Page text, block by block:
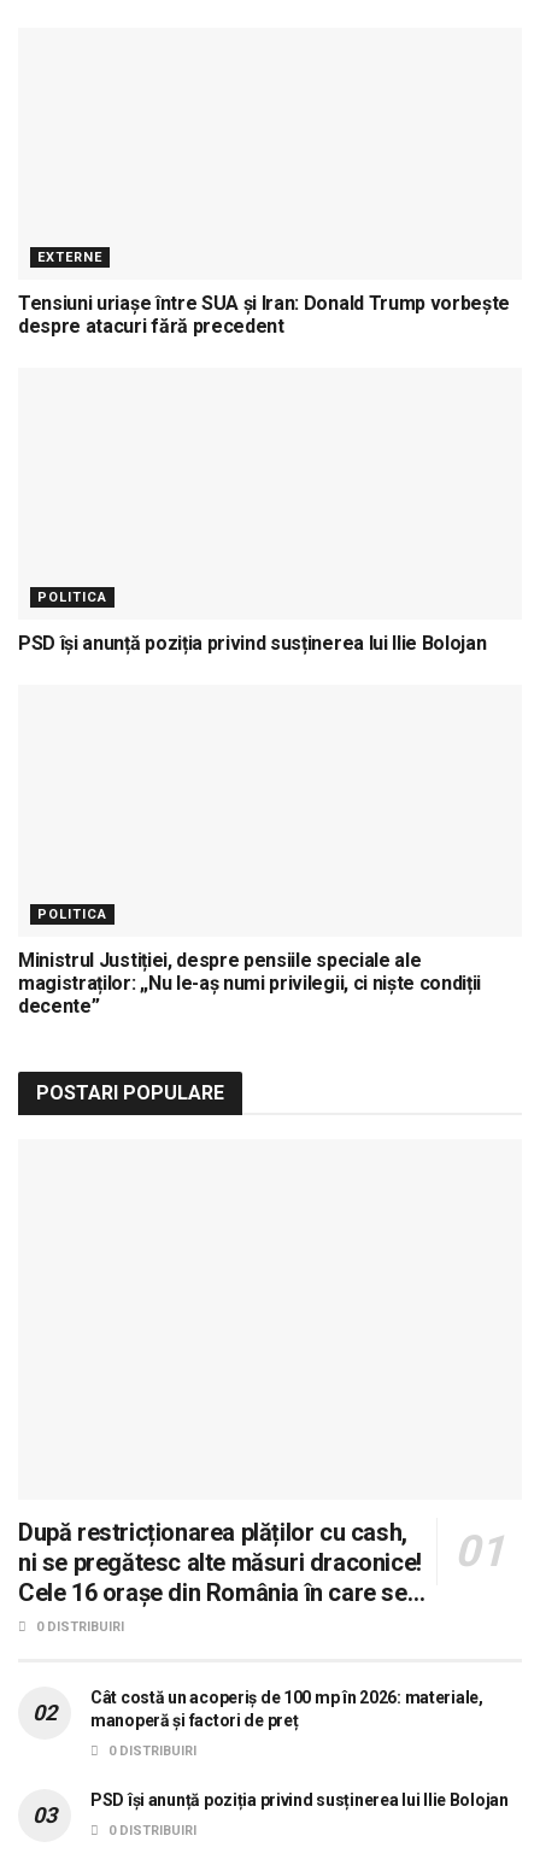
EXTERNE
Tensiuni uriașe între SUA și Iran: Donald Trump vorbește
despre atacuri fără precedent
POLITICA
PSD își anunță poziția privind susținerea lui Ilie Bolojan
POLITICA
Ministrul Justiției, despre pensiile speciale ale
magistraților: „Nu le-aș numi privilegii, ci niște condiții
decente”
POSTARI POPULARE
După restricționarea plăților cu cash,
ni se pregătesc alte măsuri draconice!
Cele 16 orașe din România în care se
dorește aplicarea sistemului 0 carne, 0
0 DISTRIBUIRI
Cât costă un acoperiș de 100 mp în 2026: materiale,
manoperă și factori de preț
0 DISTRIBUIRI
PSD își anunță poziția privind susținerea lui Ilie Bolojan
0 DISTRIBUIRI